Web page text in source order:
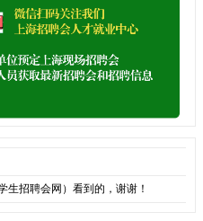
生招聘会网）看到的，谢谢！